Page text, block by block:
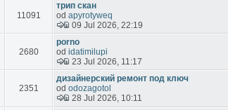
11091
трип скан
od apyrotyweq
09 Jul 2026, 22:19
2680
porno
od idatimilupi
23 Jul 2026, 11:17
2351
дизайнерский ремонт под ключ
od odozagotol
28 Jul 2026, 10:11